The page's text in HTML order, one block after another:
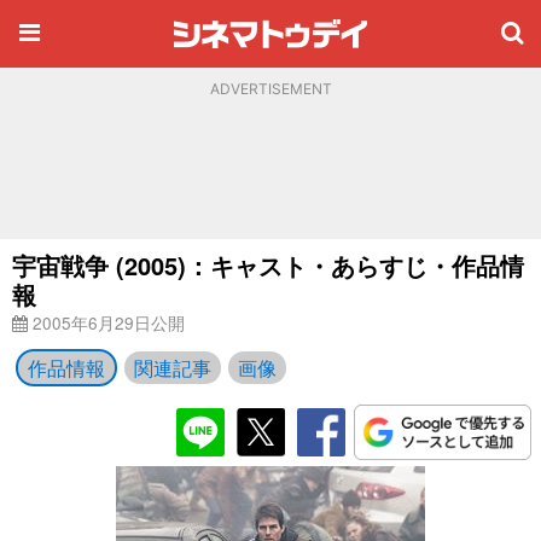
ADVERTISEMENT
宇宙戦争 (2005)：キャスト・あらすじ・作品情
報
2005年6月29日公開
作品情報 関連記事 画像